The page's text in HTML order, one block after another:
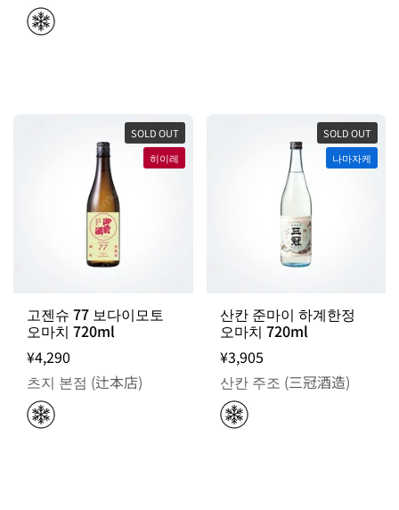
고젠슈 77 보다이모토
오마치 720ml
¥4,290
츠지 본점 (辻本店)
SOLD OUT
히이레
산칸 준마이 하계한정
오마치 720ml
¥3,905
산칸 주조 (三冠酒造)
SOLD OUT
나마자케